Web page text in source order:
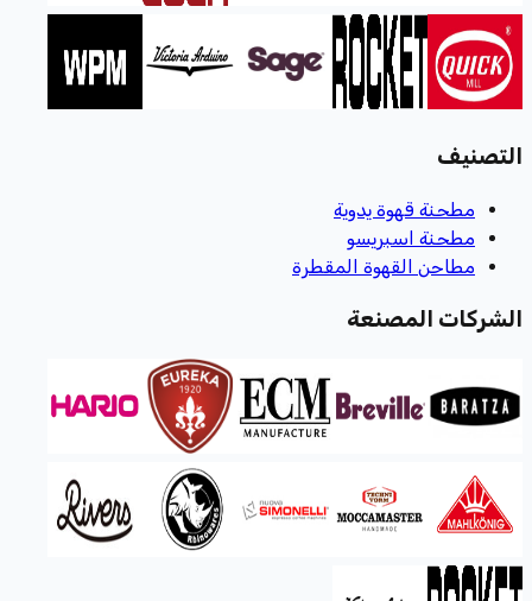
التصنيف
مطحنة قهوة يدوية
مطحنة اسبريسو
مطاحن القهوة المقطرة
الشركات المصنعة